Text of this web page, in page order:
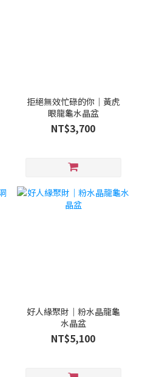
拒絕無效忙碌的你｜黃虎
眼龍龜水晶盆
NT$3,700
好人緣聚財｜粉水晶龍龜
水晶盆
NT$5,100